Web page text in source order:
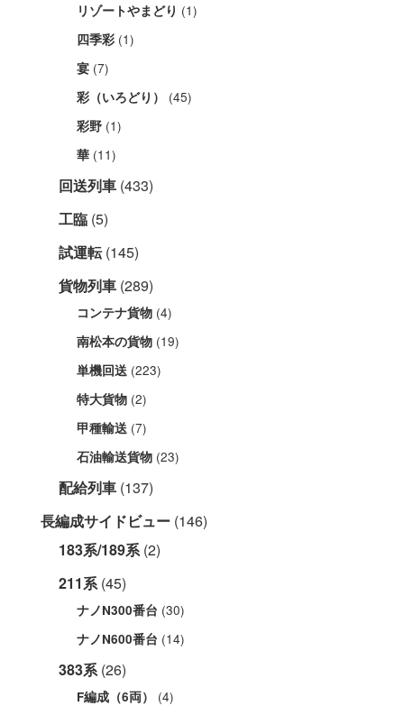
リゾートやまどり (1)
四季彩 (1)
宴 (7)
彩（いろどり） (45)
彩野 (1)
華 (11)
回送列車 (433)
工臨 (5)
試運転(145)
貨物列車 (289)
コンテナ貨物 (4)
南松本の貨物 (19)
単機回送 (223)
特大貨物 (2)
甲種輸送 (7)
石油輸送貨物 (23)
配給列車 (137)
長編成サイドビュー (146)
183系/189系(2)
211系(45)
ナノN300番台 (30)
ナノN600番台 (14)
383系(26)
F編成（6両） (4)